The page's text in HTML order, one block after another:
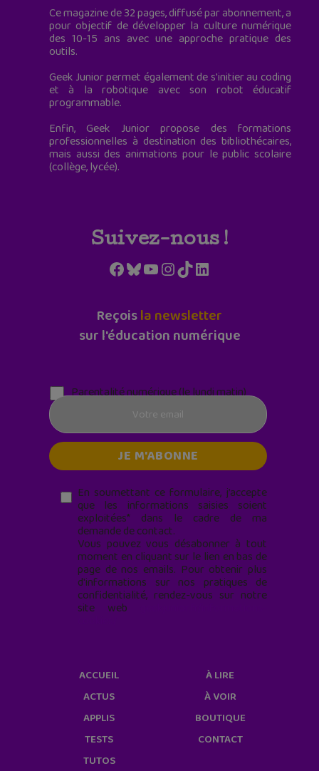
Ce magazine de 32 pages, diffusé par abonnement, a
pour objectif de développer la culture numérique
des 10-15 ans avec une approche pratique des
outils.
Geek Junior permet également de s'initier au coding
et à la robotique avec son robot éducatif
programmable.
Enfin, Geek Junior propose des formations
professionnelles à destination des bibliothécaires,
mais aussi des animations pour le public scolaire
(collège, lycée).
Suivez-nous !
Facebook
Bluesky
YouTube
Instagram
TikTokLinkedIn
Reçoisla newsletter
sur l'éducation numérique
Parentalité numérique (le lundi matin)
En soumettant ce formulaire, j’accepte
que les informations saisies soient
exploitées* dans le cadre de ma
demande de contact.
Vous pouvez vous désabonner à tout
moment en cliquant sur le lien en bas de
page de nos emails. Pour obtenir plus
d'informations sur nos pratiques de
confidentialité, rendez-vous sur notre
site web
ACCUEIL
ACTUS
APPLIS
TESTS
TUTOS
À LIRE
À VOIR
BOUTIQUE
CONTACT